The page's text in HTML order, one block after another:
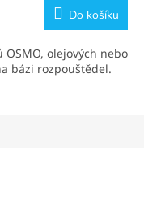
Do košíku
olejových nebo
bázi rozpouštědel.